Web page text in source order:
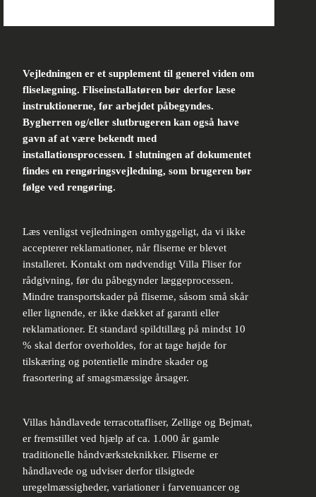
Vejledningen er et supplement til generel viden om
fliselægning. Fliseinstallatøren bør derfor læse
instruktionerne, før arbejdet påbegyndes.
Bygherren og/eller slutbrugeren kan også have
gavn af at være bekendt med
installationsprocessen. I slutningen af dokumentet
findes en rengøringsvejledning, som brugeren bør
følge ved rengøring.
Læs venligst vejledningen omhyggeligt, da vi ikke
accepterer reklamationer, når fliserne er blevet
installeret. Kontakt om nødvendigt Villa Fliser for
rådgivning, før du påbegynder læggeprocessen.
Mindre transportskader på fliserne, såsom små skår
eller lignende, er ikke dækket af garanti eller
reklamationer. Et standard spildtillæg på mindst 10
% skal derfor overholdes, for at tage højde for
tilskæring og potentielle mindre skader og
frasortering af smagsmæssige årsager.
Villas håndlavede terracottafliser, Zellige og Bejmat,
er fremstillet ved hjælp af ca. 1.000 år gamle
traditionelle håndværksteknikker. Fliserne er
håndlavede og udviser derfor tilsigtede
uregelmæssigheder, variationer i farvenuancer og